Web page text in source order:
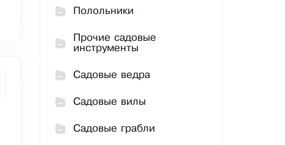
Полольники
Прочие садовые
инструменты
Садовые ведра
Садовые вилы
Садовые грабли